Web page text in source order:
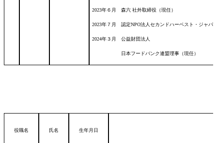
2023年６月 森六 社外取締役（現任）
2023年７月 認定NPO法人セカンドハーベスト・ジャパ
2024年３月 公益財団法人
日本フードバンク連盟理事（現任）
役職名 氏名 生年月日